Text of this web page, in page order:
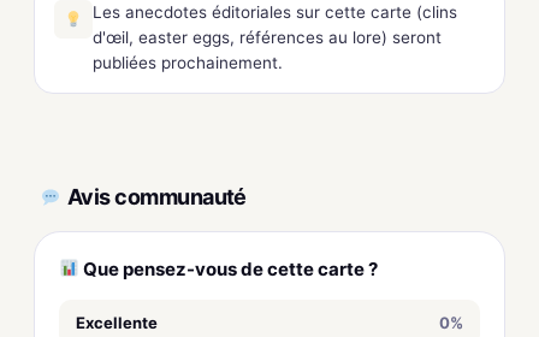
Les anecdotes éditoriales sur cette carte (clins
d'œil, easter eggs, références au lore) seront
publiées prochainement.
Avis communauté
Que pensez-vous de cette carte ?
Excellente 0%